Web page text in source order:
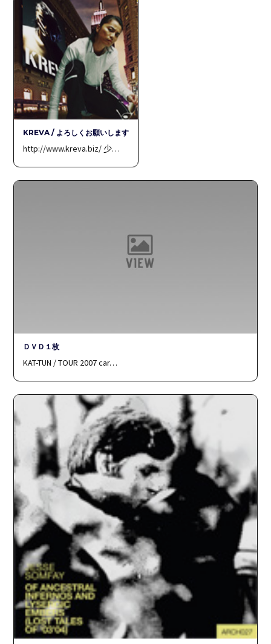
KREVA / よろしくお願いします
http://www.kreva.biz/ 少…
ＤＶＤ１枚
KAT-TUN / TOUR 2007 car…